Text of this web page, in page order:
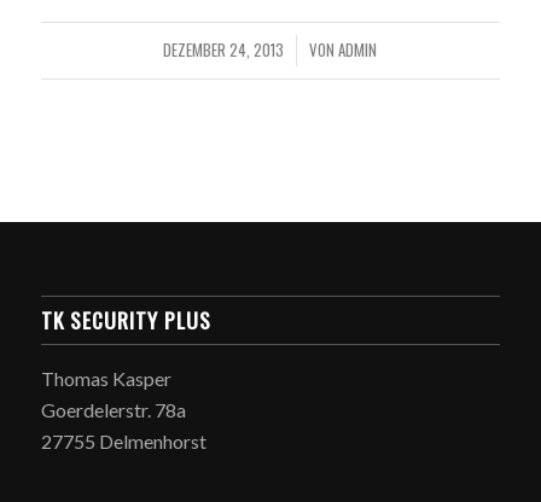
DEZEMBER 24, 2013
/ VONADMIN
TK SECURITY PLUS
Thomas Kasper
Goerdelerstr. 78a
27755 Delmenhorst